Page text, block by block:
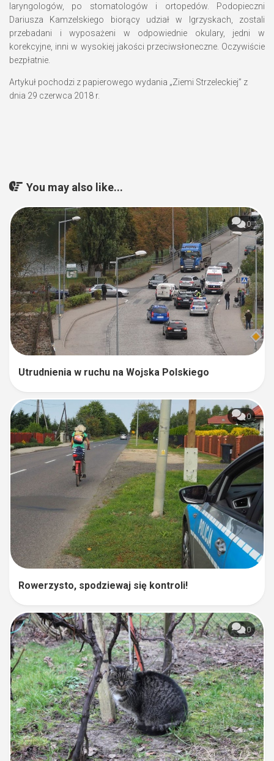
laryngologów, po stomatologów i ortopedów. Podopieczni
Dariusza Kamzelskiego biorący udział w Igrzyskach, zostali
przebadani i wyposażeni w odpowiednie okulary, jedni w
korekcyjne, inni w wysokiej jakości przeciwsłoneczne. Oczywiście
bezpłatnie.
Artykuł pochodzi z papierowego wydania „Ziemi Strzeleckiej” z
dnia 29 czerwca 2018 r.
You may also like...
0
Utrudnienia w ruchu na Wojska Polskiego
0
Rowerzysto, spodziewaj się kontroli!
0